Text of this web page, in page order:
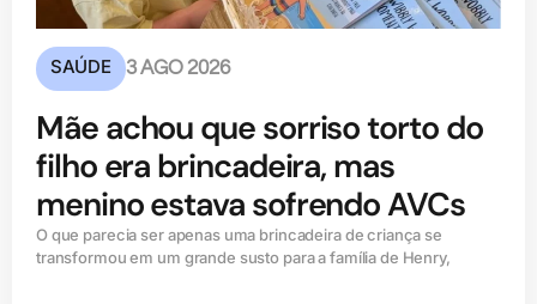
SAÚDE 3 AGO 2026
Mãe achou que sorriso torto do
filho era brincadeira, mas
menino estava sofrendo AVCs
O que parecia ser apenas uma brincadeira de criança se
transformou em um grande susto para a família de Henry,